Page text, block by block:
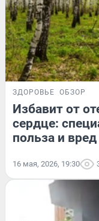
ЗДОРОВЬЕ ОБЗОР
Избавит от
сердце:
польза и
16 мая, 2026, 19:30